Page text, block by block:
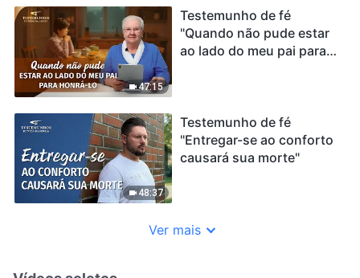
47:15
Testemunho de fé
"Quando não pude estar
ao lado do meu pai para
48:37
Testemunho de fé
"Entregar-se ao conforto
causará sua morte"
Ver mais